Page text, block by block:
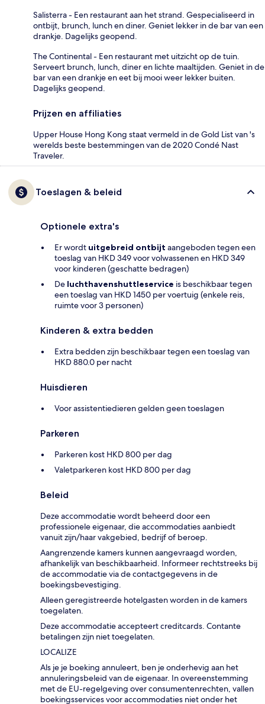
Salisterra - Een restaurant aan het strand. Gespecialiseerd in
ontbijt, brunch, lunch en diner. Geniet lekker in de bar van een
drankje. Dagelijks geopend.
The Continental - Een restaurant met uitzicht op de tuin.
Serveert brunch, lunch, diner en lichte maaltijden. Geniet in de
bar van een drankje en eet bij mooi weer lekker buiten.
Dagelijks geopend.
Prijzen en affiliaties
Upper House Hong Kong staat vermeld in de Gold List van 's
werelds beste bestemmingen van de 2020 Condé Nast
Traveler.
Toeslagen & beleid
Optionele extra's
Er wordt uitgebreid ontbijt aangeboden tegen een
toeslag van HKD 349 voor volwassenen en HKD 349
voor kinderen (geschatte bedragen)
De luchthavenshuttleservice is beschikbaar tegen
een toeslag van HKD 1450 per voertuig (enkele reis,
ruimte voor 3 personen)
Kinderen & extra bedden
Extra bedden zijn beschikbaar tegen een toeslag van
HKD 880.0 per nacht
Huisdieren
Voor assistentiedieren gelden geen toeslagen
Parkeren
Parkeren kost HKD 800 per dag
Valetparkeren kost HKD 800 per dag
Beleid
Deze accommodatie wordt beheerd door een
professionele eigenaar, die accommodaties aanbiedt
vanuit zijn/haar vakgebied, bedrijf of beroep.
Aangrenzende kamers kunnen aangevraagd worden,
afhankelijk van beschikbaarheid. Informeer rechtstreeks bij
de accommodatie via de contactgegevens in de
boekingsbevestiging.
Alleen geregistreerde hotelgasten worden in de kamers
toegelaten.
Deze accommodatie accepteert creditcards. Contante
betalingen zijn niet toegelaten.
LOCALIZE
Als je je boeking annuleert, ben je onderhevig aan het
annuleringsbeleid van de eigenaar. In overeenstemming
met de EU-regelgeving over consumentenrechten, vallen
boekingsservices voor accommodaties niet onder het